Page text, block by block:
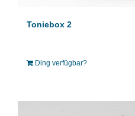
Toniebox 2
Ding verfügbar?